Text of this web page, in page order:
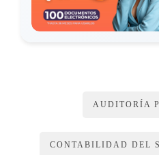
informes con las conclusiones
pertinentes, efectuará las
ARTÍCULO 18AUDITORÍA
CONTABILIDAD DEL